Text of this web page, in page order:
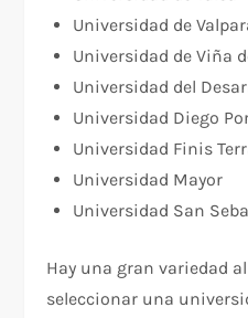
Universidad de
Universidad de Viña
Universidad del
Universidad Diego
Universidad Finis
Universidad Mayor
Universidad San
Hay una gran variedad
seleccionar una